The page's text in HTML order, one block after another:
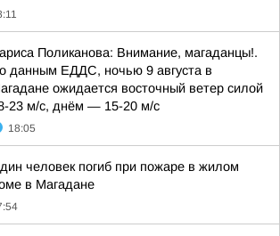
Поликанова: Внимание, магаданцы!.
данным ЕДДС, ночью 9 августа в
ожидается восточный ветер силой
23 м/с, днём — 15-20 м/с
18:05
человек погиб при пожаре в жилом
в Магадане